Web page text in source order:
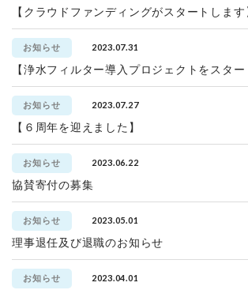
【クラウドファンディングがスタートします
お知らせ 2023.07.31
【浄水フィルター導入プロジェクトをスター
お知らせ 2023.07.27
【６周年を迎えました】
お知らせ 2023.06.22
協賛寄付の募集
お知らせ 2023.05.01
理事退任及び退職のお知らせ
お知らせ 2023.04.01